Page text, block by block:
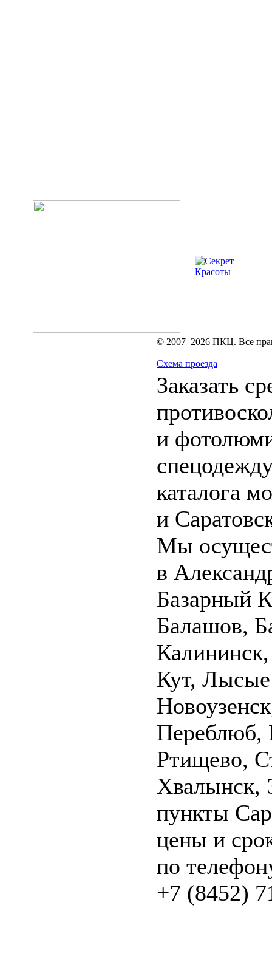
© 2007–2026 ПКЦ. Все
Схема проезда
Заказать
и
каталога
и
Мы
в
Базарный
Балашов,
Кут,
Переблюб,
Ртищево,
Хвалынск,
пункты
цены и
по
+7 (8452)